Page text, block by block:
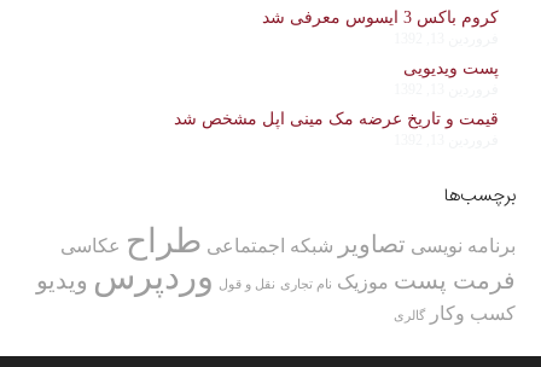
کروم باکس 3 ایسوس معرفی شد
پست ویدیویی
قیمت و تاریخ عرضه مک مینی اپل مشخص شد
برچسب‌ها
برنامه نویسی تصاویر شبکه اجمتماعی طراح عکاسی
فرمت پست موزیک نام تجاری نقل و قول وردپرس ویدیو
کسب وکار گالری